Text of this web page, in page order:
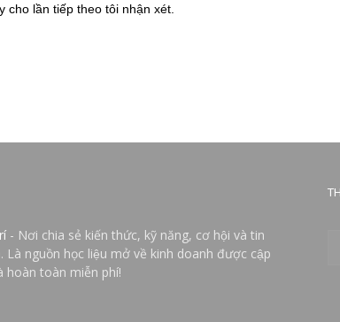
lần tiếp theo tôi nhận xét.
- Nơi chia sẻ kiến thức, kỹ năng, cơ hội và tin
Là nguồn học liệu mở về kinh doanh được cập
hoàn toàn miễn phí!